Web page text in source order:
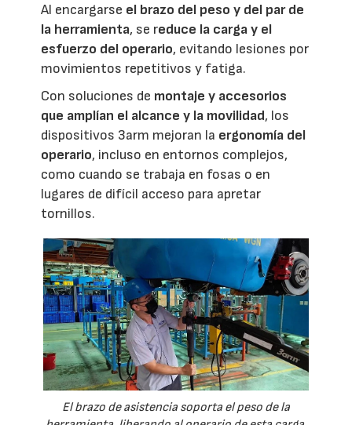
Al encargarse el brazo del peso y del par de
la herramienta, se reduce la carga y el
esfuerzo del operario, evitando lesiones por
movimientos repetitivos y fatiga.
Con soluciones de montaje y accesorios
que amplían el alcance y la movilidad, los
dispositivos 3arm mejoran la ergonomía del
operario, incluso en entornos complejos,
como cuando se trabaja en fosas o en
lugares de difícil acceso para apretar
tornillos.
El brazo de asistencia soporta el peso de la